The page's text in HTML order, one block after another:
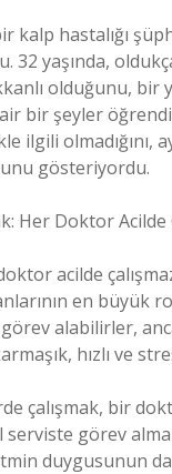
kalp hastalığı
32 yaşında,
olduğunu, bir
bir şeyler
ilgili olmadığını,
gösteriyordu.
Her Doktor Acilde
acilde
en büyük
alabilirler,
hızlı ve
çalışmak, bir
görev
duygusunun